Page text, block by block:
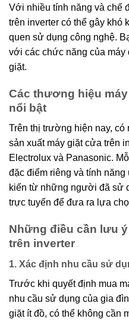
Với nhiều tính năng và chế
trên inverter có thể gây
quen sử dụng công nghệ.
với các chức năng của máy
giặt.
Các thương hiệu
nổi bật
Trên thị trường hiện nay,
sản xuất máy giặt cửa trên
Electrolux và Panasonic.
đặc điểm riêng và tính
kiến từ những người đã sử
trực tuyến để đưa ra lựa
Những điều cần lưu
trên inverter
1. Xác định nhu cầu sử
Trước khi quyết định mua
nhu cầu sử dụng của gia
giặt ít đồ, có thể không cần